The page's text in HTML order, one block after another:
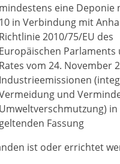
mindestens eine Deponie
10 in Verbindung mit
Richtlinie 2010/75/EU des
Europäischen Parlaments
Rates vom 24. November
Industrieemissionen
und
Umweltverschmutzung) in
geltenden Fassung
ist oder errichtet